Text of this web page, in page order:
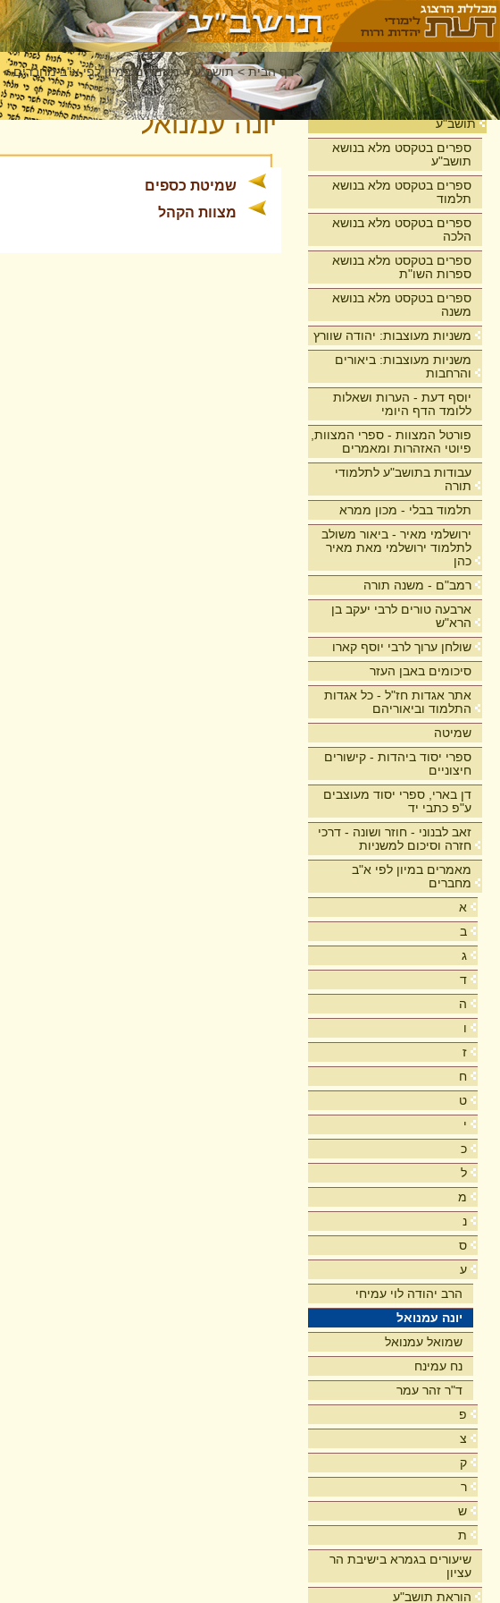
בית
תושב"ע
ספרים בטקסט מלא בנושא
תושב"ע
ספרים בטקסט מלא בנושא
תלמוד
ספרים בטקסט מלא בנושא
הלכה
ספרים בטקסט מלא בנושא
ספרות השו"ת
ספרים בטקסט מלא בנושא
משנה
משניות מעוצבות: יהודה שוורץ
משניות מעוצבות: ביאורים
והרחבות
יוסף דעת - הערות ושאלות
ללומד הדף היומי
פורטל המצוות - ספרי המצוות,
פיוטי האזהרות ומאמרים
עבודות בתושב"ע לתלמודי
תורה
תלמוד בבלי - מכון ממרא
ירושלמי מאיר - ביאור משולב
לתלמוד ירושלמי מאת מאיר
כהן
רמב"ם - משנה תורה
ארבעה טורים לרבי יעקב בן
הרא"ש
שולחן ערוך לרבי יוסף קארו
סיכומים באבן העזר
אתר אגדות חז"ל - כל אגדות
התלמוד וביאוריהם
שמיטה
ספרי יסוד ביהדות - קישורים
חיצוניים
דן בארי, ספרי יסוד מעוצבים
ע"פ כתבי יד
זאב לבנוני - חוזר ושונה - דרכי
חזרה וסיכום למשניות
מאמרים במיון לפי א"ב
מחברים
א
ב
ג
ד
ה
ו
ז
ח
ט
י
כ
ל
מ
נ
ס
ע
הרב יהודה לוי עמיחי
יונה עמנואל
שמואל עמנואל
נח עמינח
ד"ר זהר עמר
פ
צ
ק
ר
ש
ת
שיעורים בגמרא בישיבת הר
עציון
הוראת תושב"ע
דף הבית >תושב"ע >מאמרים במיון לפי א"ב מחברים >
יונה עמנואל
שמיטת כספים
מצוות הקהל